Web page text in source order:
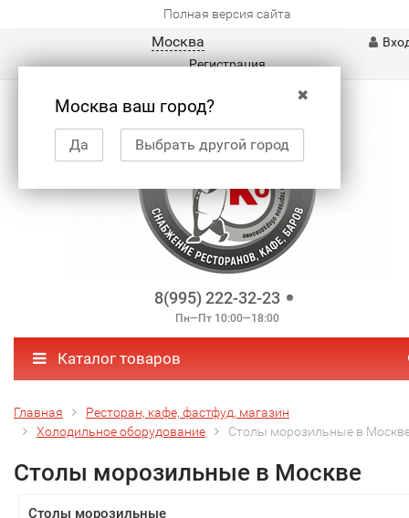
Полная версия сайта
Москва
✖
Москва ваш город?
Да Выбрать другой город
Регистрация
8(995) 222-32-23
Пн—Пт 10:00—18:00
Каталог товаров
Главная
Ресторан, кафе, фастфуд, магазин
Холодильное оборудование
Столы морозильные в
Столы морозильные в Москве
Столы морозильные